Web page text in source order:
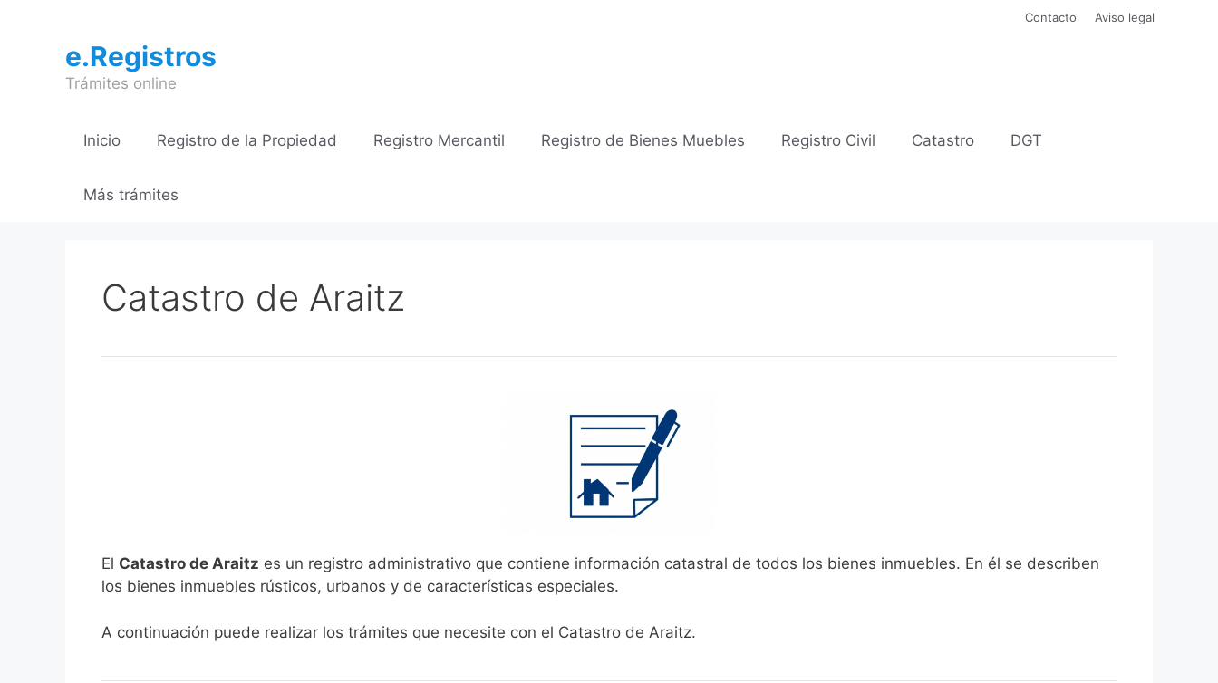
contenido
Contacto Aviso legal
e.Registros
Trámites online
Inicio Registro de la Propiedad Registro Mercantil Registro de Bienes Muebles Registro Civil Catastro DGT
Más trámites
Catastro de Araitz
El Catastro de Araitz es un registro administrativo que contiene información catastral de todos los bienes inmuebles. En él se describen
los bienes inmuebles rústicos, urbanos y de características especiales.
A continuación puede realizar los trámites que necesite con el Catastro de Araitz.